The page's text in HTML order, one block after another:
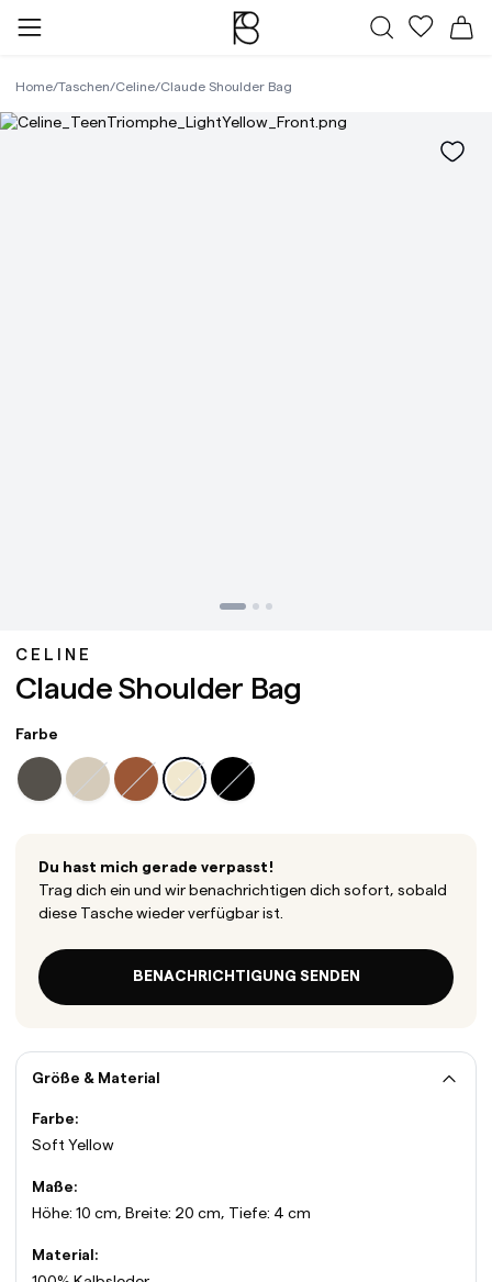
Alle Taschen
Meine
Home/Taschen/Celine/Claude Shoulder Bag
CELINE
Claude Shoulder Bag
Farbe
Du hast mich gerade verpasst!
Trag dich ein und wir benachrichtigen dich sofort, sobald
diese Tasche wieder verfügbar ist.
BENACHRICHTIGUNG SENDEN
Größe & Material
Farbe:
Soft Yellow
Maße:
Höhe: 10 cm, Breite: 20 cm, Tiefe: 4 cm
Material: